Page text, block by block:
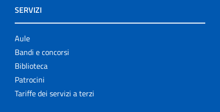
SERVIZI
Aule
Bandi e concorsi
Biblioteca
Patrocini
Tariffe dei servizi a terzi